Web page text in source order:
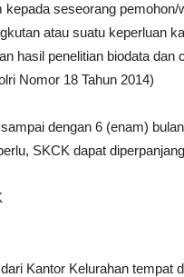
kepada seseorang
atau suatu keperluan
hasil penelitian biodata dan
Nomor 18 Tahun 2014)
dengan 6 (enam)
SKCK dapat
Kantor Kelurahan tempat